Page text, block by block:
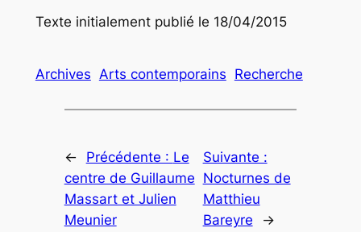
Texte initialement publié le 18/04/2015
Archives Arts contemporains Recherche
← Précédente : Le
centre de Guillaume
Massart et Julien
Meunier
Suivante :
Nocturnes de
Matthieu
Bareyre
→